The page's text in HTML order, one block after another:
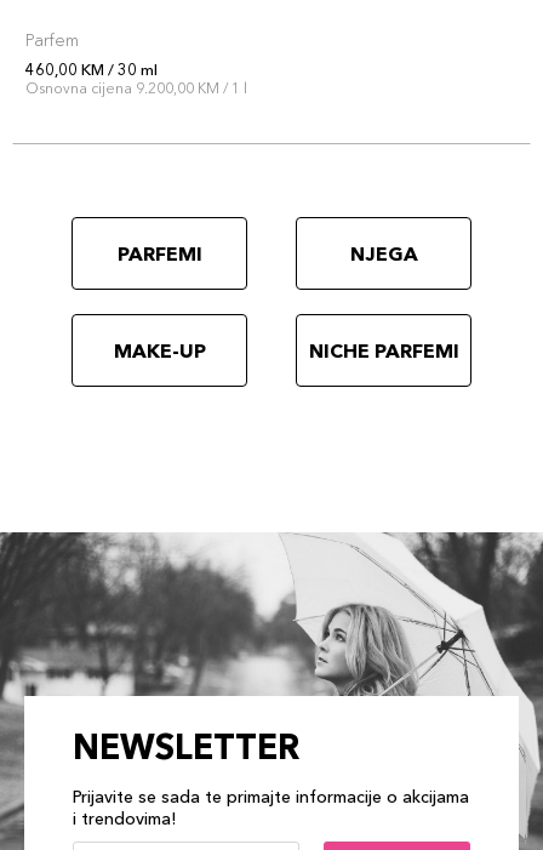
Parfem
460,00 KM / 30 ml
Osnovna cijena 9.200,00 KM / 1 l
PARFEMI NJEGA
MAKE-UP NICHE PARFEMI
NEWSLETTER
Prijavite se sada te primajte informacije o akcijama
i trendovima!